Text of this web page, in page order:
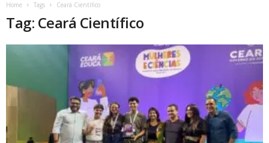
Home Tags Ceará Científico
Tag: Ceará Científico